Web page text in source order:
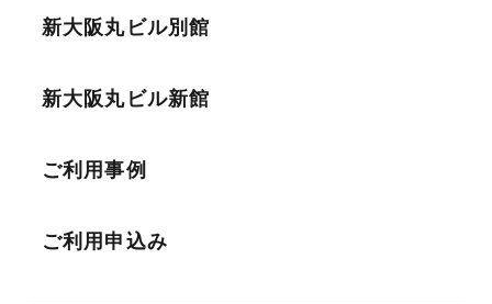
新大阪丸ビル別館
新大阪丸ビル新館
ご利用事例
ご利用申込み